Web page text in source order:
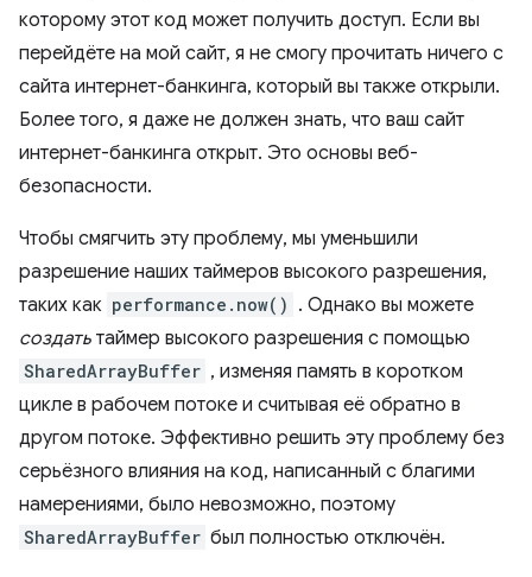
которому этот код может получить доступ. Если вы
перейдёте на мой сайт, я не смогу прочитать ничего с
сайта интернет-банкинга, который вы также открыли.
Более того, я даже не должен знать, что ваш сайт
интернет-банкинга открыт. Это основы веб-
безопасности.
Чтобы смягчить эту проблему, мы уменьшили
разрешение наших таймеров высокого разрешения,
таких как performance.now() . Однако вы можете
создать таймер высокого разрешения с помощью
SharedArrayBuffer , изменяя память в коротком
цикле в рабочем потоке и считывая её обратно в
другом потоке. Эффективно решить эту проблему без
серьёзного влияния на код, написанный с благими
намерениями, было невозможно, поэтому
SharedArrayBuffer был полностью отключён.